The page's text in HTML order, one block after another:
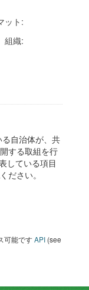
ット:
組織:
自治体が、共
する取組を行
している項目
ださい。
可能ですAPI (see